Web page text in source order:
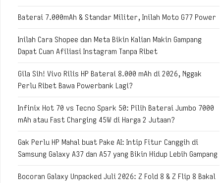
Baterai 7.000mAh & Standar Militer, Inilah Moto G77 Power
Inilah Cara Shopee dan Meta Bikin Kalian Makin Gampang
Dapat Cuan Afiliasi Instagram Tanpa Ribet
Gila Sih! Vivo Rilis HP Baterai 8.000 mAh di 2026, Nggak
Perlu Ribet Bawa Powerbank Lagi?
Infinix Hot 70 vs Tecno Spark 50: Pilih Baterai Jumbo 7000
mAh atau Fast Charging 45W di Harga 2 Jutaan?
Gak Perlu HP Mahal buat Pake AI: Intip Fitur Canggih di
Samsung Galaxy A37 dan A57 yang Bikin Hidup Lebih Gampang
Bocoran Galaxy Unpacked Juli 2026: Z Fold 8 & Z Flip 8 Bakal